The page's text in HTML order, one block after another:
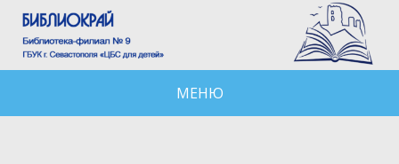
МЕНЮ